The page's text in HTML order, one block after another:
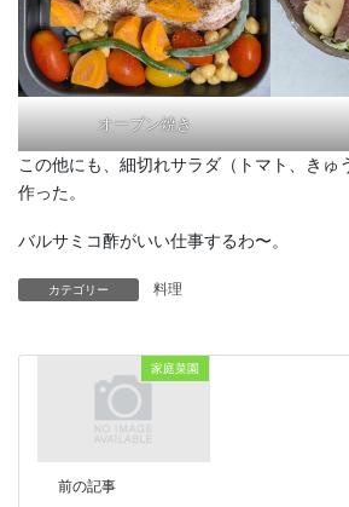
オーブン焼き
この他にも、細切れサラダ（トマト、きゅ
作った。
バルサミコ酢がいい仕事するわ〜。
カテゴリー 料理
家庭菜園
前の記事